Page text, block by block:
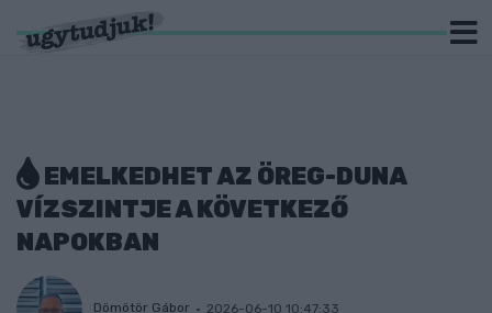
EMELKEDHET AZ ÖREG-DUNA
VÍZSZINTJE A KÖVETKEZŐ
NAPOKBAN
Dömötör Gábor 2026-06-10 10:47:33